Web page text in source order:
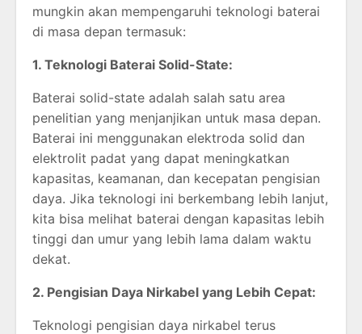
mungkin akan mempengaruhi teknologi baterai
di masa depan termasuk:
1. Teknologi Baterai Solid-State:
Baterai solid-state adalah salah satu area
penelitian yang menjanjikan untuk masa depan.
Baterai ini menggunakan elektroda solid dan
elektrolit padat yang dapat meningkatkan
kapasitas, keamanan, dan kecepatan pengisian
daya. Jika teknologi ini berkembang lebih lanjut,
kita bisa melihat baterai dengan kapasitas lebih
tinggi dan umur yang lebih lama dalam waktu
dekat.
2. Pengisian Daya Nirkabel yang Lebih Cepat:
Teknologi pengisian daya nirkabel terus